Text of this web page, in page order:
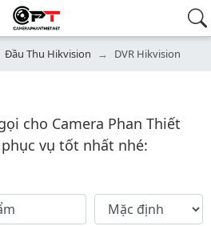
Đầu Thu Hikvision DVR Hikvision
cho Camera Phan Thiết
vụ tốt nhất nhé:
Sắp xếp